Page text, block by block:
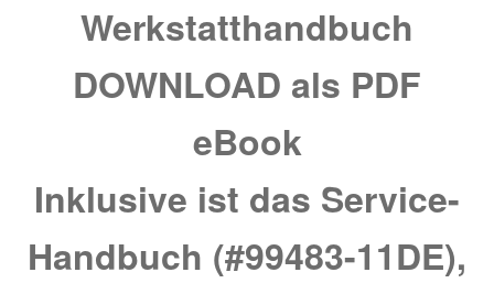
Werkstatthandbuch
DOWNLOAD als PDF
eBook
Inklusive ist das Service-
Handbuch (#99483-11DE),